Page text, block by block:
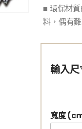
■ 環保材
料，偶有
輸入尺
寬度